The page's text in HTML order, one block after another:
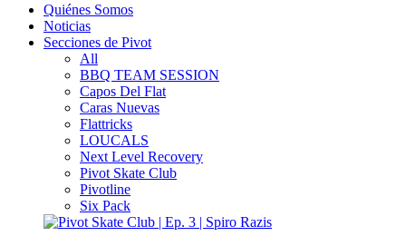
Quiénes Somos
Noticias
Secciones de Pivot
All
BBQ TEAM SESSION
Capos Del Flat
Caras Nuevas
Flattricks
LOUCALS
Next Level Recovery
Pivot Skate Club
Pivotline
Six Pack